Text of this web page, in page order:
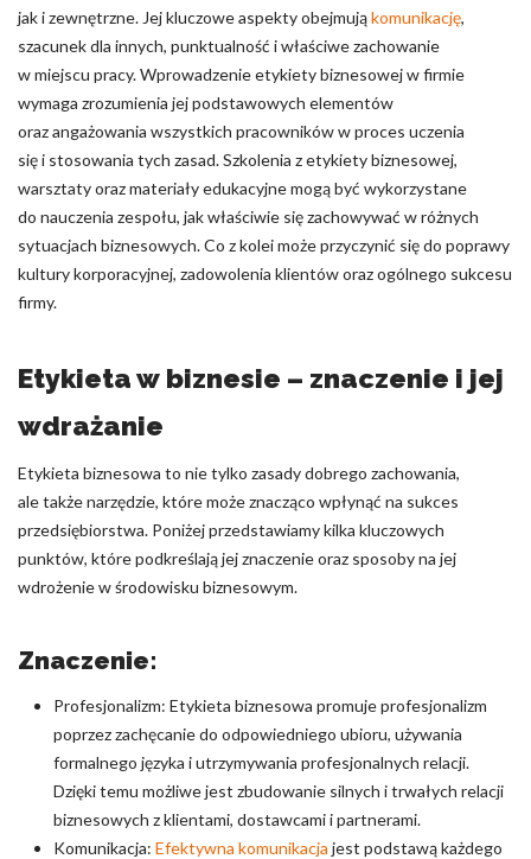
jak i zewnętrzne. Jej kluczowe aspekty obejmująkomunikację,
szacunek dla innych, punktualność i właściwe zachowanie
w miejscu pracy. Wprowadzenie etykiety biznesowej w firmie
wymaga zrozumienia jej podstawowych elementów
oraz angażowania wszystkich pracowników w proces uczenia
się i stosowania tych zasad. Szkolenia z etykiety biznesowej,
warsztaty oraz materiały edukacyjne mogą być wykorzystane
do nauczenia zespołu, jak właściwie się zachowywać w różnych
sytuacjach biznesowych. Co z kolei może przyczynić się do poprawy
kultury korporacyjnej, zadowolenia klientów oraz ogólnego sukcesu
firmy.
Etykieta w biznesie – znaczenie i jej
wdrażanie
Etykieta biznesowa to nie tylko zasady dobrego zachowania,
ale także narzędzie, które może znacząco wpłynąć na sukces
przedsiębiorstwa. Poniżej przedstawiamy kilka kluczowych
punktów, które podkreślają jej znaczenie oraz sposoby na jej
wdrożenie w środowisku biznesowym.
Znaczenie:
Profesjonalizm: Etykieta biznesowa promuje profesjonalizm
poprzez zachęcanie do odpowiedniego ubioru, używania
formalnego języka i utrzymywania profesjonalnych relacji.
Dzięki temu możliwe jest zbudowanie silnych i trwałych relacji
biznesowych z klientami, dostawcami i partnerami.
Komunikacja: Efektywna komunikacja jest podstawą każdego